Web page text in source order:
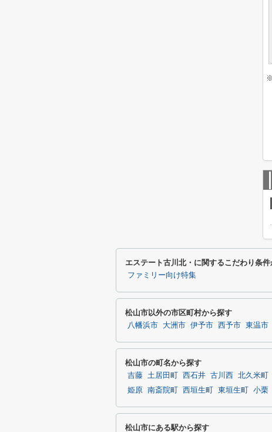
※
エステート古川北・に関するこだわり条
ファミリー向け特集
松山市以外の市区町村から探す
八幡浜市 大洲市 伊予市 西予市 東温市
松山市の町名から探す
吉藤 土居田町 西石井 古川西 北久米町
姫原
南斎院町 西垣生町 東垣生町 小栗
松山市にある駅から探す